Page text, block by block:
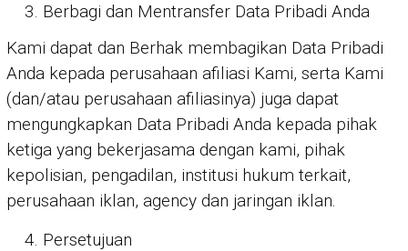
Berbagi dan Mentransfer Data Pribadi Anda
Kami dapat dan Berhak membagikan Data Pribadi
Anda kepada perusahaan afiliasi Kami, serta Kami
(dan/atau perusahaan afiliasinya) juga dapat
mengungkapkan Data Pribadi Anda kepada pihak
ketiga yang bekerjasama dengan kami, pihak
kepolisian, pengadilan, institusi hukum terkait,
perusahaan iklan, agency dan jaringan iklan.
Persetujuan